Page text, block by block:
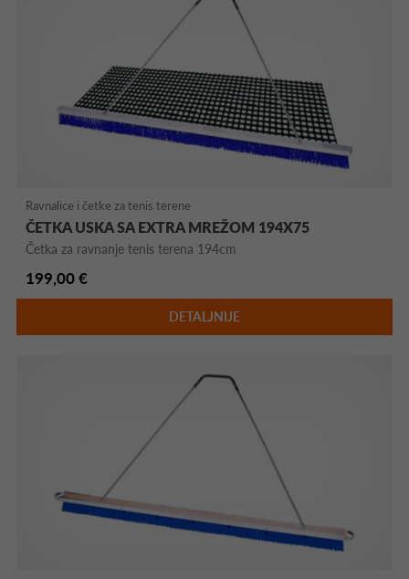
Ravnalice i četke za tenis terene
ČETKA USKA SA EXTRA MREŽOM 194X75
Četka za ravnanje tenis terena 194cm
199,00 €
DETALJNIJE